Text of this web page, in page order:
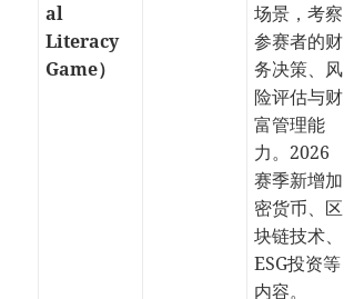
al
Literacy
Game）
场景，考察
参赛者的财
务决策、风
险评估与财
富管理能
力。2026
赛季新增加
密货币、区
块链技术、
ESG投资等
内容。